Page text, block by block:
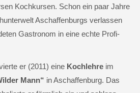
Kochkursen. Schon ein paar Jahre
Aschaffenburgs verlassen
Gastronom in eine echte Profi-
er (2011) eine Kochlehre im
Mann“ in Aschaffenburg. Das